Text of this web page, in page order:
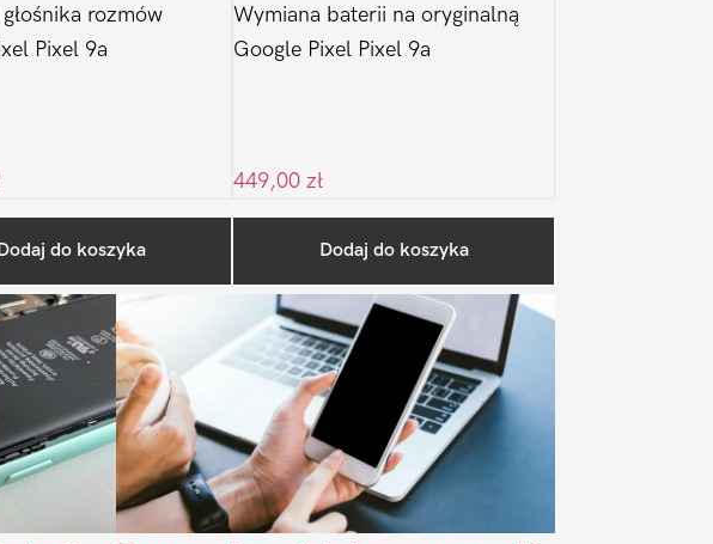
rozmów
Pixel 9a
do koszyka
Wymiana baterii na oryginalną
Google Pixel Pixel 9a
449,00 zł
Dodaj do koszyka
Sidebar